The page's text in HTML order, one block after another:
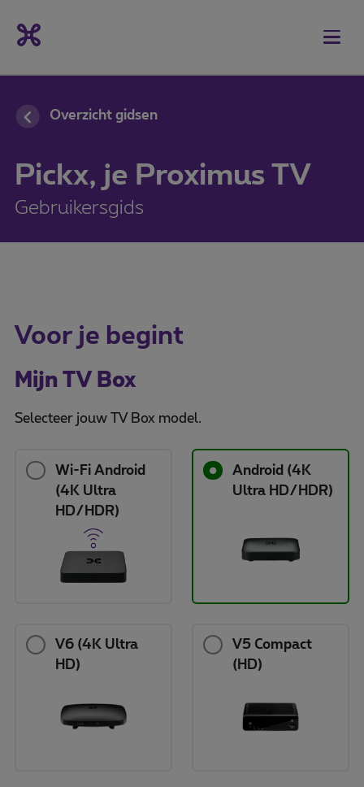
Overzicht gidsen
Pickx, je Proximus TV
Gebruikersgids
12
13
Voor je begint
Mijn TV Box
Selecteer jouw TV Box model.
Wi-Fi Android
(4K Ultra
HD/HDR)
Android (4K
Ultra HD/HDR)
V6 (4K Ultra
HD)
V5 Compact
(HD)